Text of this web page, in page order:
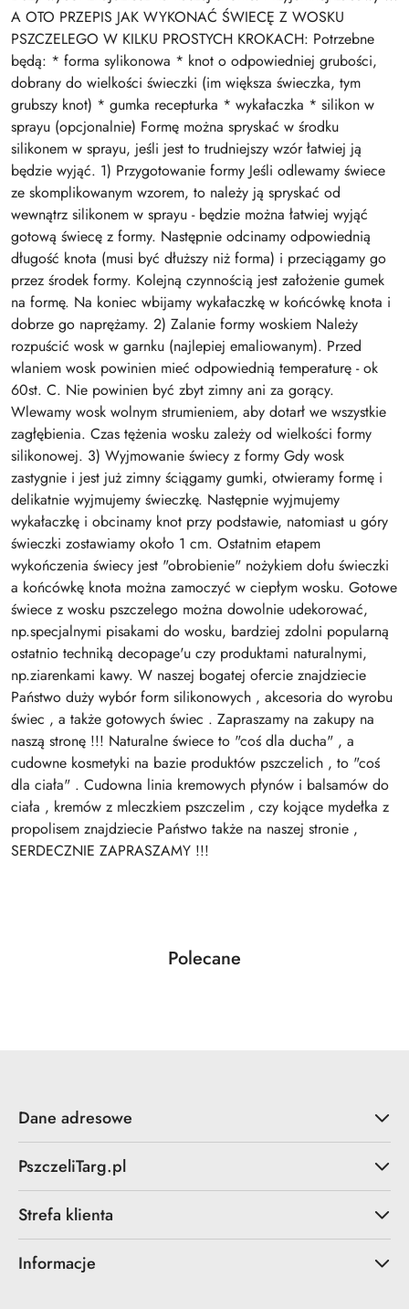
A OTO PRZEPIS JAK WYKONAĆ ŚWIECĘ Z WOSKU
PSZCZELEGO W KILKU PROSTYCH KROKACH: Potrzebne
będą: * forma sylikonowa * knot o odpowiedniej grubości,
dobrany do wielkości świeczki (im większa świeczka, tym
grubszy knot) * gumka recepturka * wykałaczka * silikon w
sprayu (opcjonalnie) Formę można spryskać w środku
silikonem w sprayu, jeśli jest to trudniejszy wzór łatwiej ją
będzie wyjąć. 1) Przygotowanie formy Jeśli odlewamy świece
ze skomplikowanym wzorem, to należy ją spryskać od
wewnątrz silikonem w sprayu - będzie można łatwiej wyjąć
gotową świecę z formy. Następnie odcinamy odpowiednią
długość knota (musi być dłuższy niż forma) i przeciągamy go
przez środek formy. Kolejną czynnością jest założenie gumek
na formę. Na koniec wbijamy wykałaczkę w końcówkę knota i
dobrze go naprężamy. 2) Zalanie formy woskiem Należy
rozpuścić wosk w garnku (najlepiej emaliowanym). Przed
wlaniem wosk powinien mieć odpowiednią temperaturę - ok
60st. C. Nie powinien być zbyt zimny ani za gorący.
Wlewamy wosk wolnym strumieniem, aby dotarł we wszystkie
zagłębienia. Czas tężenia wosku zależy od wielkości formy
silikonowej. 3) Wyjmowanie świecy z formy Gdy wosk
zastygnie i jest już zimny ściągamy gumki, otwieramy formę i
delikatnie wyjmujemy świeczkę. Następnie wyjmujemy
wykałaczkę i obcinamy knot przy podstawie, natomiast u góry
świeczki zostawiamy około 1 cm. Ostatnim etapem
wykończenia świecy jest "obrobienie" nożykiem dołu świeczki
a końcówkę knota można zamoczyć w ciepłym wosku. Gotowe
świece z wosku pszczelego można dowolnie udekorować,
np.specjalnymi pisakami do wosku, bardziej zdolni popularną
ostatnio techniką decopage'u czy produktami naturalnymi,
np.ziarenkami kawy. W naszej bogatej ofercie znajdziecie
Państwo duży wybór form silikonowych , akcesoria do wyrobu
świec , a także gotowych świec . Zapraszamy na zakupy na
naszą stronę !!! Naturalne świece to "coś dla ducha" , a
cudowne kosmetyki na bazie produktów pszczelich , to "coś
dla ciała" . Cudowna linia kremowych płynów i balsamów do
ciała , kremów z mleczkiem pszczelim , czy kojące mydełka z
propolisem znajdziecie Państwo także na naszej stronie ,
SERDECZNIE ZAPRASZAMY !!!
Pomiń karuzelę produktów
Produkty
Polecane
Dane adresowe
PszczeliTarg.pl
Strefa klienta
Informacje